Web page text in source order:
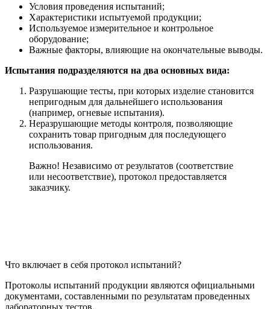
Условия проведения испытаний;
Характеристики испытуемой продукции;
Используемое измерительное и контрольное
оборудование;
Важные факторы, влияющие на окончательные выводы.
Испытания подразделяются на два основных вида:
Разрушающие тесты, при которых изделие становится
непригодным для дальнейшего использования
(например, огневые испытания).
Неразрушающие методы контроля, позволяющие
сохранить товар пригодным для последующего
использования.
Важно! Независимо от результатов (соответствие
или несоответствие), протокол предоставляется
заказчику.
Что включает в себя протокол испытаний?
Протоколы испытаний продукции являются официальными
документами, составленными по результатам проведенных
лабораторных тестов.